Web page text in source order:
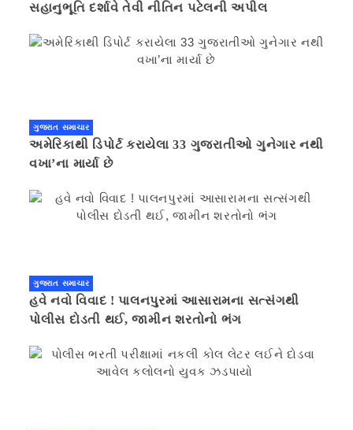
સહાનુભૂતિ દર્શાવે તેવી નીતિન પટેલની અપીલ
ગુજરાત સમાચાર
અમેરિકાથી ડિપોર્ટ કરાયેલા 33 ગુજરાતીઓ ગુનેગાર નથી
વખા’ના માર્યા છે
ગુજરાત સમાચાર
હવે નવો વિવાદ ! પાલનપુરમાં આસારામના સત્સંગથી
પોલીસ દોડતી થઈ, જામીન શરતોનો ભંગ